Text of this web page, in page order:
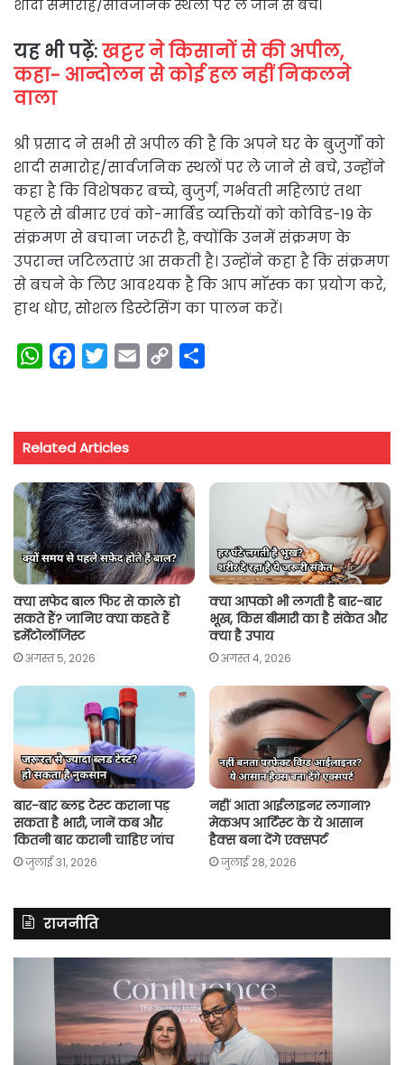
शादी समारोह/सार्वजनिक स्थलों पर ले जाने से बचें।
यह भी पढ़ें:खट्टर ने किसानों से की अपील,
कहा- आन्दोलन से कोई हल नहीं निकलने
वाला
श्री प्रसाद ने सभी से अपील की है कि अपने घर के बुजुर्गों को
शादी समारोह/सार्वजनिक स्थलों पर ले जाने से बचे, उन्होंने
कहा है कि विशेषकर बच्चे, बुजुर्ग, गर्भवती महिलाएं तथा
पहले से बीमार एवं को-मार्बिड व्यक्तियों को कोविड-19 के
संक्रमण से बचाना जरूरी है, क्योंकि उनमें संक्रमण के
उपरान्त जटिलताएं आ सकती है। उन्होंने कहा है कि संक्रमण
से बचने के लिए आवश्यक है कि आप माॅस्क का प्रयोग करे,
हाथ धोए, सोशल डिस्टेसिंग का पालन करें।
W
t
s
A
p
p
e
b
o
o
k
t
t
e
r
i
y
i
n
k
r
Related Articles
क्या सफेद बाल फिर से काले हो
सकते हैं? जानिए क्या कहते हैं
डर्मेटोलॉजिस्ट
अगस्त 5, 2026
क्या आपको भी लगती है बार-बार
भूख, किस बीमारी का है संकेत और
क्या है उपाय
अगस्त 4, 2026
बार-बार ब्लड टेस्ट कराना पड़
सकता है भारी, जानें कब और
कितनी बार करानी चाहिए जांच
जुलाई 31, 2026
नहीं आता आईलाइनर लगाना?
मेकअप आर्टिस्ट के ये आसान
हैक्स बना देंगे एक्सपर्ट
जुलाई 28, 2026
राजनीति